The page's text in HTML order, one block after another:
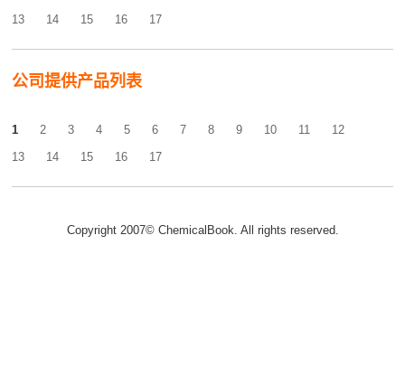
13
14 15 16 17
公司提供产品列表
1 2 3 4 5 6 7 8 9 10 11
12
13
14 15 16 17
Copyright 2007© ChemicalBook. All rights reserved.